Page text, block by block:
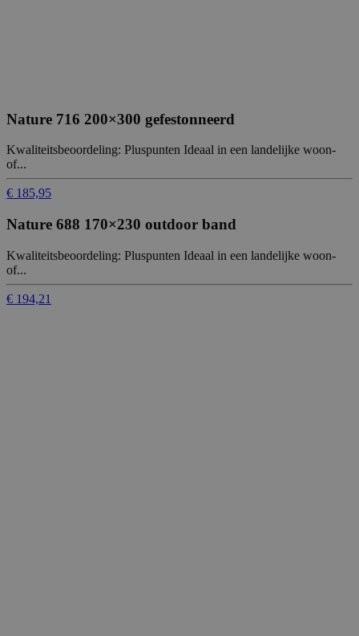
Nature 716 200×300 gefestonneerd
Kwaliteitsbeoordeling: Pluspunten Ideaal in een landelijke woon-
of...
€ 185,95
Nature 688 170×230 outdoor band
Kwaliteitsbeoordeling: Pluspunten Ideaal in een landelijke woon-
of...
€ 194,21